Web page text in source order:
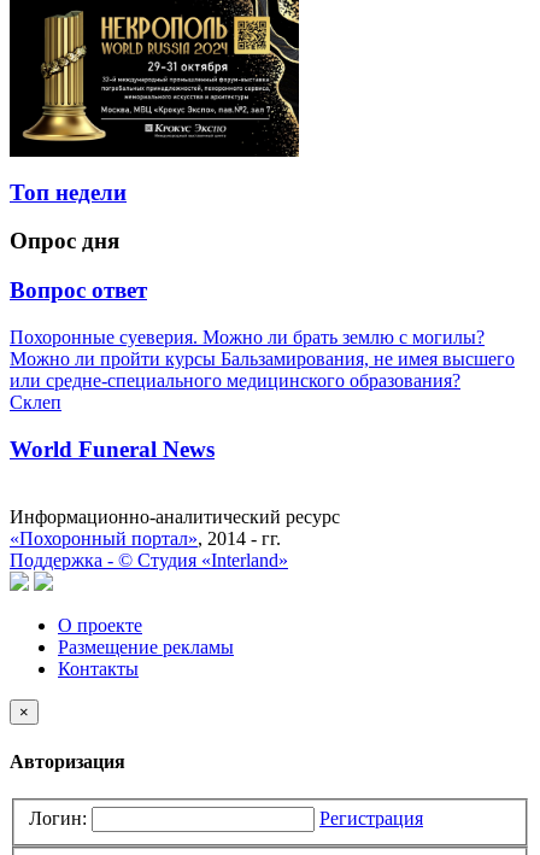
Топ недели
Опрос дня
Вопрос ответ
Похоронные суеверия. Можно ли брать землю с могилы?
Можно ли пройти курсы Бальзамирования, не имея высшего
или средне-специального медицинского образования?
Склеп
World Funeral News
Информационно-аналитический ресурс
«Похоронный портал», 2014 - гг.
Поддержка - © Cтудия «Interland»
О проекте
Размещение рекламы
Контакты
×
Авторизация
Логин: Регистрация